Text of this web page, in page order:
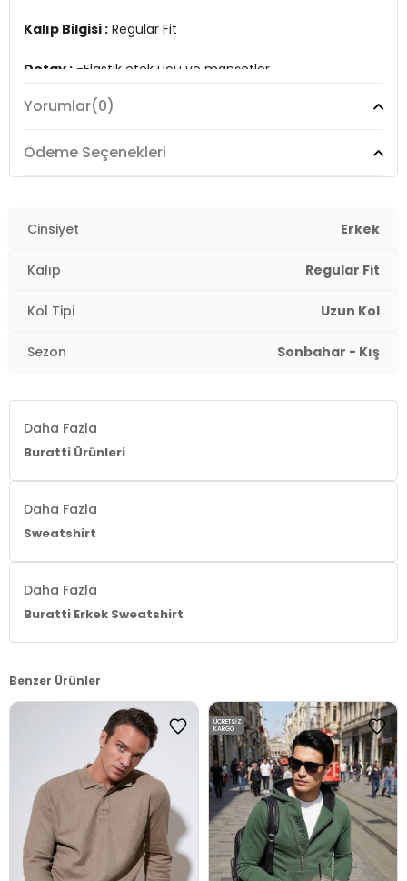
Kalıp Bilgisi : Regular Fit
Detay : -Elastik etek ucu ve manşetler
Manken Ölçüsü :
Yorumlar(0)
Ödeme Seçenekleri
Cinsiyet Erkek
Kalıp Regular Fit
Kol Tipi Uzun Kol
Sezon Sonbahar - Kış
Daha Fazla
Buratti Ürünleri
Daha Fazla
Sweatshirt
Daha Fazla
Buratti Erkek Sweatshirt
Benzer Ürünler
ÜCRETSIZ
KARGO